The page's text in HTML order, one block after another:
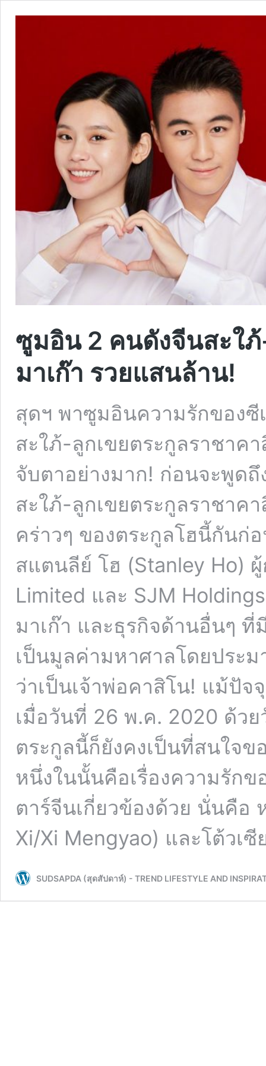
ซูมอิน 2 คนดังจีนสะใ
มาเก๊า รวยแสนล้าน!
สุดฯ พาซูมอินความรักของซี
สะใภ้-ลูกเขยตระกูลราชาค
จับตาอย่างมาก! ก่อนจะพูดถึ
สะใภ้-ลูกเขยตระกูลราชาค
คร่าวๆ ของตระกูลโฮนี้กันก่
สแตนลีย์ โฮ (Stanley Ho)
Limited และ SJM
มาเก๊า และธุรกิจด้านอื่นๆ
เป็นมูลค่ามหาศาลโดยประ
ว่าเป็นเจ้าพ่อคาสิโน! แม้ปั
เมื่อวันที่ 26 พ.ค. 2020 ด้ว
ตระกูลนี้ก็ยังคงเป็นที่สนใจ
หนึ่งในนั้นคือเรื่องความรัก
ตาร์จีนเกี่ยวข้องด้วย นั่นคือ
Xi/Xi Mengyao) และโต้วเ
SUDSAPDA (สุดสัปดาห์) - TREND LIFESTYLE AND